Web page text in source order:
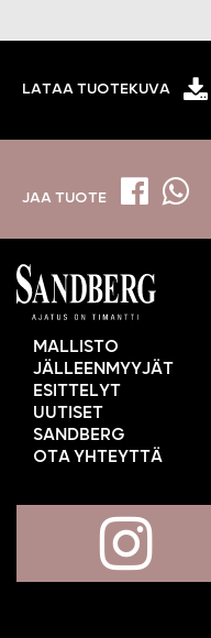
LATAA TUOTEKUVA
JAA TUOTE
MALLISTO
JÄLLEENMYYJÄT
ESITTELYT
UUTISET
SANDBERG
OTA YHTEYTTÄ